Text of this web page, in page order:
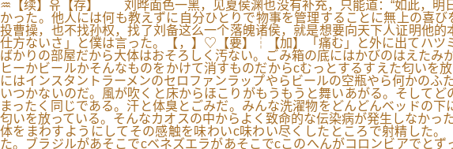
♒【续】유【存】 刘晔面色一黑，见夏侯渊也没有补充，只能道：“如此，明
かった。他人には何も教えずに自分ひとりで物事を管理することに無上の
投曹操，也不找孙权，找了刘备这么一个落魄诸侯，就是想要向天下人证明他
仕方ないさ」と僕は言った。【，】♡【要】┆【加】「痛む」と外に出てハツ
ばかりの部屋だから大体はおそろしく汚ない。ごみ箱の底にはかびのはえた
ヒーかビールかそんなものをかけて消すものだからcむっとするすえた匂い
にはインスタントラーメンのセロファンラップやらビールの空瓶やら何かの
いつかないのだ。風が吹くと床からほこりがもうもうと舞いあがる。そして
まったく同じである。汗と体臭とごみだ。みんな洗濯物をどんどんベッドの
匂いを放っている。そんなカオスの中からよく致命的な伝染病が発生しなか
体をまわすようにしてその感触を味わいc味わい尽くしたところで射精した
た。ブラジルがあそこでcベネズエラがあそこでcこのへんがコロンビアでと